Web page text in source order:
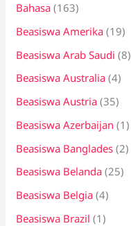
t
u
k
:
Bahasa (163)
Beasiswa Amerika (19)
Beasiswa Arab Saudi (8)
Beasiswa Australia (4)
Beasiswa Austria (35)
Beasiswa Azerbaijan (1)
Beasiswa Banglades (2)
Beasiswa Belanda (25)
Beasiswa Belgia (4)
Beasiswa Brazil (1)